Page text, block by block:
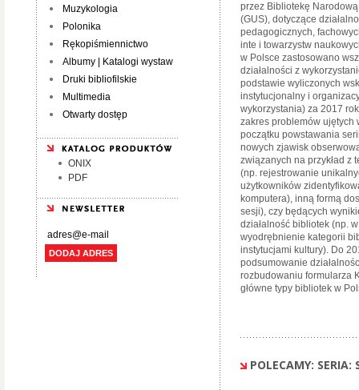
Muzykologia
Polonika
Rękopiśmiennictwo
Albumy | Katalogi wystaw
Druki bibliofilskie
Multimedia
Otwarty dostęp
ONIX
PDF
DODAJ ADRES
przez Bibliotekę
(GUS), dotyczące
pedagogicznych,
inte i towarzystw
w Polsce zastosowano
działalności z
podstawie wyliczonych
instytucjonalny i
wykorzystania) za 2017
zakres problemów ujętych
początku powstawania
nowych zjawisk
związanych na przykład z
(np. rejestrowanie
użytkowników
komputera), inną formą
sesji), czy będących
działalność bibliotek (np.
wyodrębnienie kategorii
instytucjami kultury). Do
podsumowanie
rozbudowaniu formularza
główne typy bibliotek w
POLECAMY: SERIA: